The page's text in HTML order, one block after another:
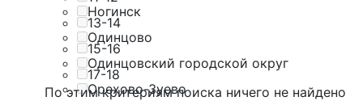
Ногинск
Одинцово
Одинцовский городской округ
Орехово-Зуево
13-14
15-16
17-18
По этим критериям поиска ничего не найдено